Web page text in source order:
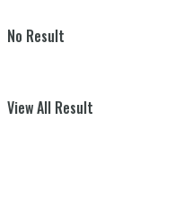
No Result
View All Result